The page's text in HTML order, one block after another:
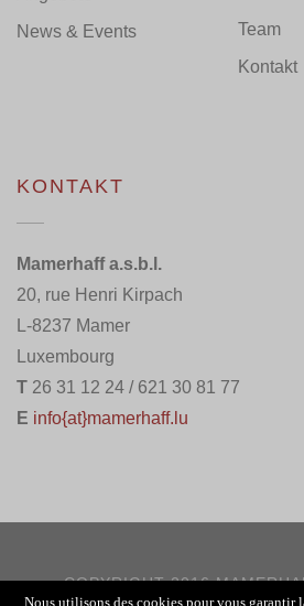
News & Events
Team
Kontakt
KONTAKT
Mamerhaff a.s.b.l.
20, rue Henri Kirpach
L-8237 Mamer
Luxembourg
T 26 31 12 24 / 621 30 81 77
E info{at}mamerhaff.lu
COPYRIGHT 2016
Nous utilisons des cookies pour vous garantir